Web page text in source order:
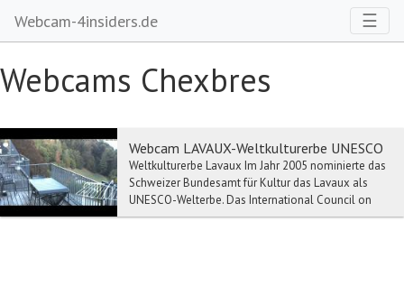
Webcam-4insiders.de ☰
Webcams Chexbres
Webcam LAVAUX-Weltkulturerbe UNESCO
Weltkulturerbe Lavaux Im Jahr 2005 nominierte das
Schweizer Bundesamt für Kultur das Lavaux als
UNESCO-Welterbe. Das International Council on
Monu...